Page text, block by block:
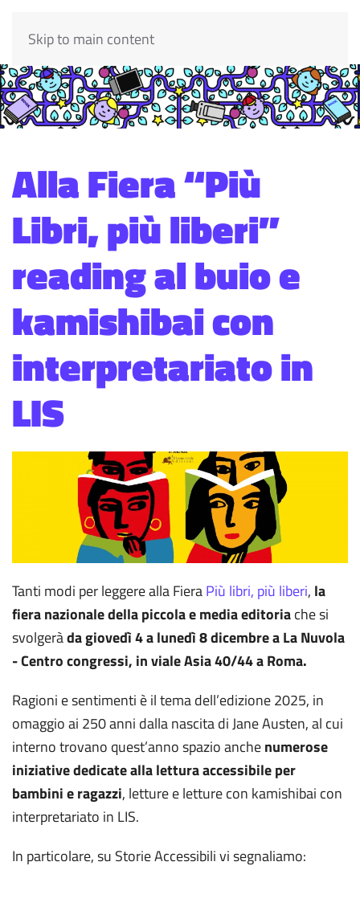
Skip to main content
Alla Fiera “Più
Libri, più liberi”
reading al buio e
kamishibai con
interpretariato in
LIS
Tanti modi per leggere alla FieraPiù libri, più liberi, la
fiera nazionale della piccola e media editoriache si
svolgeràda giovedì 4 a lunedì 8 dicembre a La Nuvola
- Centro congressi, in viale Asia 40/44 a Roma.
Ragioni e sentimenti è il tema dell’edizione 2025, in
omaggio ai 250 anni dalla nascita di Jane Austen, al cui
interno trovano quest’anno spazio anchenumerose
iniziative dedicate alla lettura accessibile per
bambini e ragazzi, letture e letture con kamishibai con
interpretariato in LIS.
In particolare, su Storie Accessibili vi segnaliamo: